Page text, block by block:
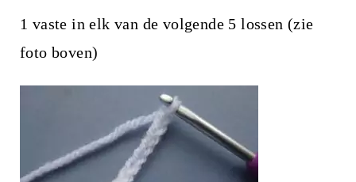
1 vaste in elk van de volgende 5 lossen (zie
foto boven)